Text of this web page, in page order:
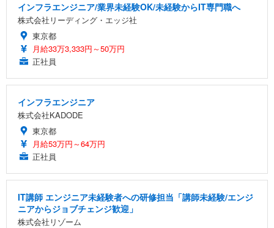
インフラエンジニア/業界未経験OK/未経験からIT専門職へ
株式会社リーディング・エッジ社
東京都
月給33万3,333円～50万円
正社員
インフラエンジニア
株式会社KADODE
東京都
月給53万円～64万円
正社員
IT講師 エンジニア未経験者への研修担当「講師未経験/エンジ
ニアからジョブチェンジ歓迎」
株式会社リゾーム